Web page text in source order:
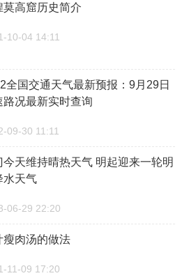
莫高窟历史简介
10-04 14:11
全国交通天气最新预报：9月29日
路况最新实时查询
09-30 11:11
今天维持晴热天气 明起迎来一轮明
水天气
06-29 22:20
瘦肉汤的做法
11-09 17:20